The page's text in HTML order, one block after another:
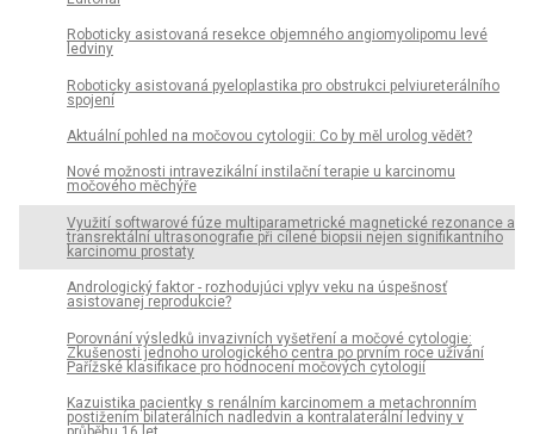
Roboticky asistovaná resekce objemného angiomyolipomu levé
ledviny
Roboticky asistovaná pyeloplastika pro obstrukci pelviureterálního
spojení
Aktuální pohled na močovou cytologii: Co by měl urolog vědět?
Nové možnosti intravezikální instilační terapie u karcinomu
močového měchýře
Využití softwarové fúze multiparametrické magnetické rezonance a
transrektální ultrasonografie při cílené biopsii nejen signifikantního
karcinomu prostaty
Andrologický faktor - rozhodujúci vplyv veku na úspešnosť
asistovanej reprodukcie?
Porovnání výsledků invazivních vyšetření a močové cytologie:
Zkušenosti jednoho urologického centra po prvním roce užívání
Pařížské klasifikace pro hodnocení močových cytologií
Kazuistika pacientky s renálním karcinomem a metachronním
postižením bilaterálních nadledvin a kontralaterální ledviny v